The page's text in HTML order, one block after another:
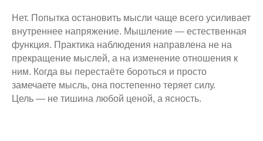
Нет. Попытка остановить мысли чаще всего усиливает
внутреннее напряжение. Мышление — естественная
функция. Практика наблюдения направлена не на
прекращение мыслей, а на изменение отношения к
ним. Когда вы перестаёте бороться и просто
замечаете мысль, она постепенно теряет силу.
Цель — не тишина любой ценой, а ясность.